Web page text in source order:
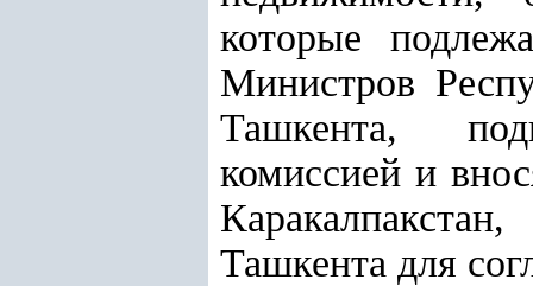
которые
Министров
Ташкента,
комиссией и
Ташкента для